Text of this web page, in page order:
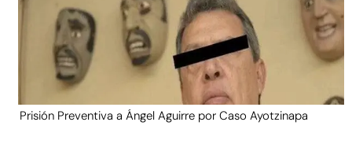
Prisión Preventiva a Ángel Aguirre por Caso Ayotzinapa